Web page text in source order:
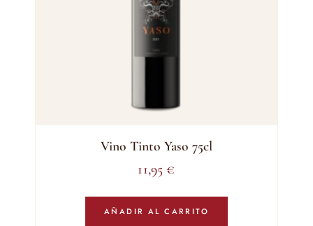
Vino Tinto Yaso 75cl
11,95 €
AÑADIR AL CARRITO